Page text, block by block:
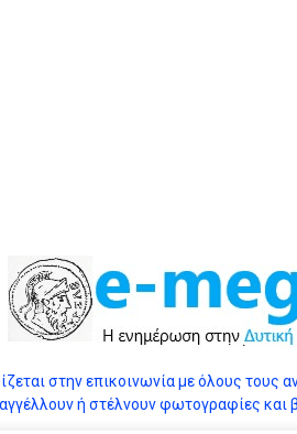
στην επικοινωνία με όλους τους
ή στέλνουν φωτογραφίες και